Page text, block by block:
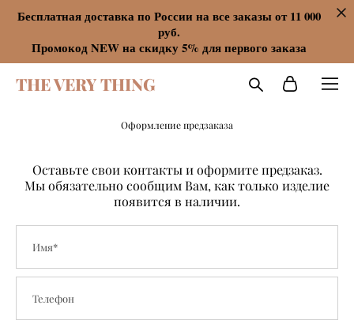
Бесплатная доставка по России на все заказы от 11 000
руб.
Промокод NEW на скидку 5% для первого заказа
THE VERY THING
Оформление предзаказа
Оставьте свои контакты и оформите предзаказ.
Мы обязательно сообщим Вам, как только изделие
появится в наличии.
Имя*
Телефон